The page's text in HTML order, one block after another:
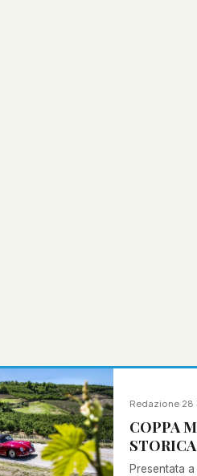
Redazione·28
COPPA
STORICA
Presentata